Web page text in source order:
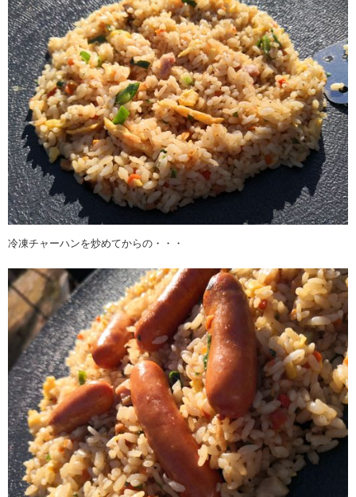
冷凍チャーハンを炒めてからの・・・